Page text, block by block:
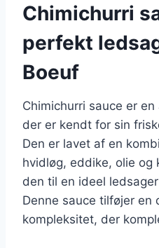
Chimichurri
perfekt
Boeuf
Chimichurri sauce er
der er kendt for sin
Den er lavet af en
hvidløg, eddike, olie og
den til en ideel
Denne sauce tilføjer en
kompleksitet, der